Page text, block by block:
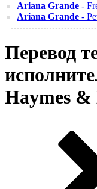
Ariana Grande -
Ariana Grande -
Перевод
Haymes &